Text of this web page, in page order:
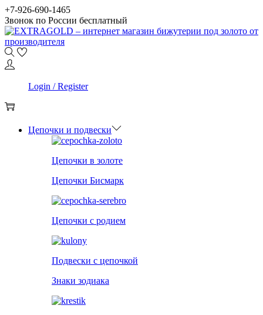
Skip
to
navigation
Skip
to
content
+7-926-690-1465
Звонок по России бесплатный
Login / Register
Цепочки и подвески
Цепочки в золоте
Цепочки Бисмарк
Цепочки с родием
Подвески с цепочкой
Знаки зодиака